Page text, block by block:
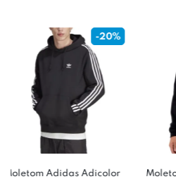
Moletom Vans Classic Crew